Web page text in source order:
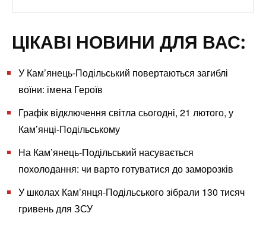
ЦІКАВІ НОВИНИ ДЛЯ ВАС:
У Кам’янець-Подільський повертаються загиблі
воїни: імена Героїв
Графік відключення світла сьогодні, 21 лютого, у
Кам’янці-Подільському
На Кам’янець-Подільський насувається
похолодання: чи варто готуватися до заморозків
У школах Кам’янця-Подільського зібрали 130 тисяч
гривень для ЗСУ